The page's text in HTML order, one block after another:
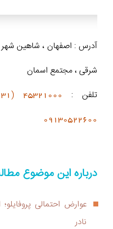
شرقی ، مجتمع اسمان
تلفن : 45321000 (031)
09130522600
درباره این موضوع
عوارض احتمالی
نادر